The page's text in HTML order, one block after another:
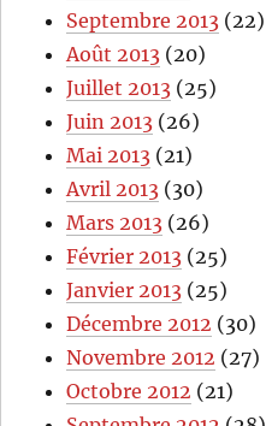
Septembre 2013 (22)
Août 2013 (20)
Juillet 2013 (25)
Juin 2013 (26)
Mai 2013 (21)
Avril 2013 (30)
Mars 2013 (26)
Février 2013 (25)
Janvier 2013 (25)
Décembre 2012 (30)
Novembre 2012 (27)
Octobre 2012 (21)